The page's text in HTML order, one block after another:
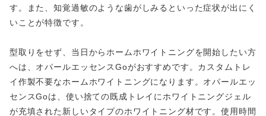
す。また、知覚過敏のような歯がしみるといった症状が出にく
いことが特徴です。
型取りをせず、当日からホームホワイトニングを開始したい方
へは、オパールエッセンスGoがおすすめです。カスタムトレ
イ作製不要なホームホワイトニングになります。オパールエッ
センスGoは、使い捨ての既成トレイにホワイトニングジェル
が充填された新しいタイプのホワイトニング材です。使用時間